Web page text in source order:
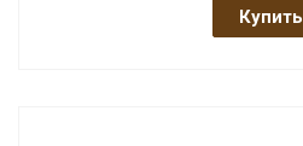
Купить